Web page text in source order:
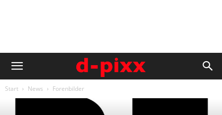
Start News Forenbilder